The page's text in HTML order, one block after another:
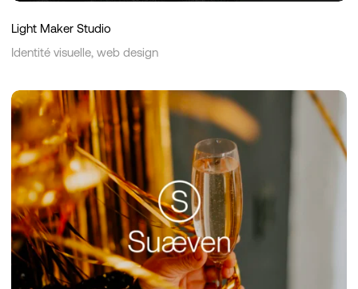
Light Maker Studio
Identité visuelle, web design
Suaeven